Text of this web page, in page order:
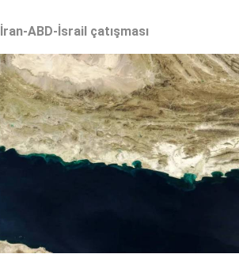
İran-ABD-İsrail çatışması